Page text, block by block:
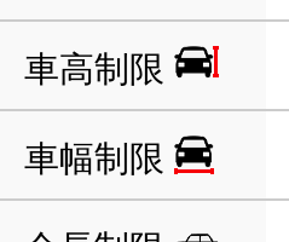
車高制限
車幅制限